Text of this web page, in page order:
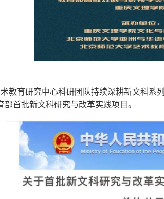
教育研究中心科研团队持续深耕新文科系
部首批新文科研究与改革实践项目。